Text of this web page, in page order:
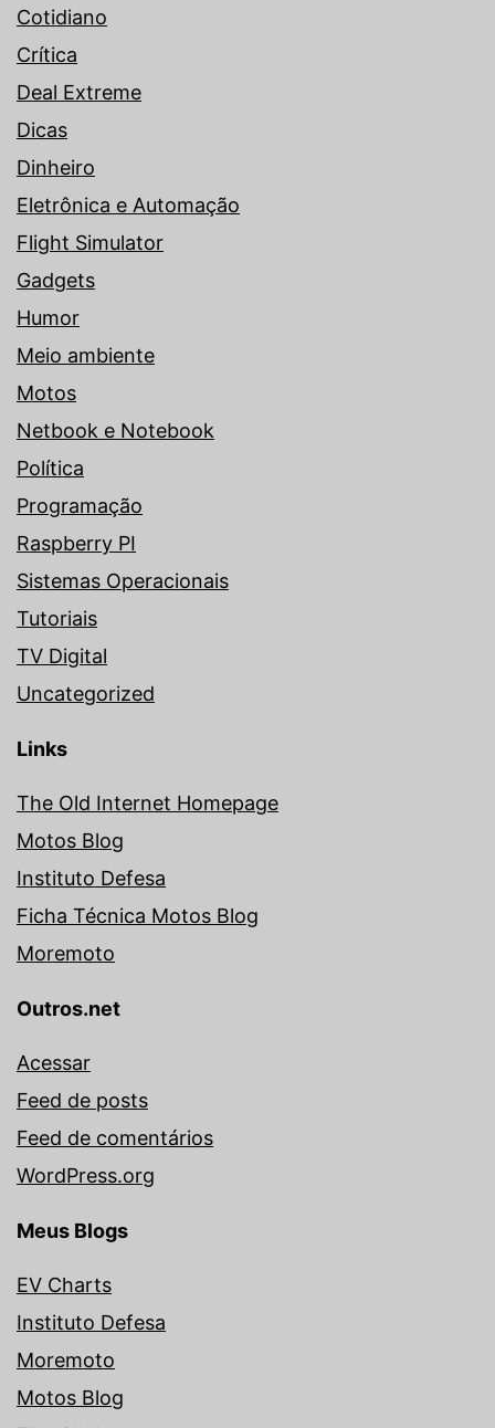
Cotidiano
Crítica
Deal Extreme
Dicas
Dinheiro
Eletrônica e Automação
Flight Simulator
Gadgets
Humor
Meio ambiente
Motos
Netbook e Notebook
Política
Programação
Raspberry PI
Sistemas Operacionais
Tutoriais
TV Digital
Uncategorized
Links
The Old Internet Homepage
Motos Blog
Instituto Defesa
Ficha Técnica Motos Blog
Moremoto
Outros.net
Acessar
Feed de posts
Feed de comentários
WordPress.org
Meus Blogs
EV Charts
Instituto Defesa
Moremoto
Motos Blog